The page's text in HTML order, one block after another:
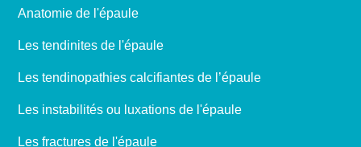
Anatomie de l'épaule
Les tendinites de l'épaule
Les tendinopathies calcifiantes de l’épaule
Les instabilités ou luxations de l'épaule
Les fractures de l'épaule